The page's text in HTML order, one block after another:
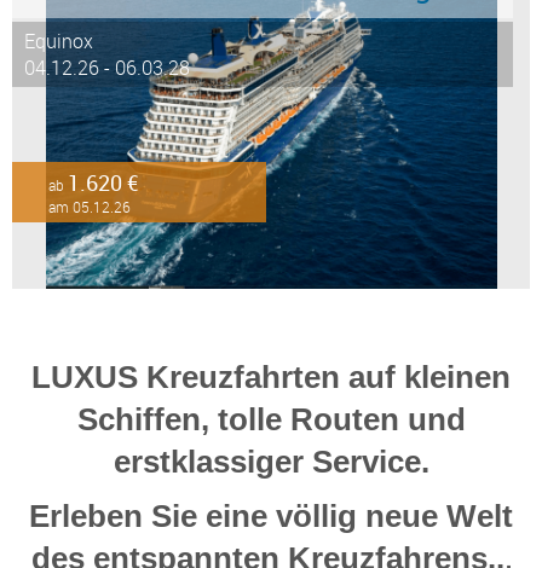
Equinox
04.12.26 - 06.03.28
ab 1.620 €
am 05.12.26
LUXUS Kreuzfahrten auf kleinen
Schiffen, tolle Routen und
erstklassiger Service.
Erleben Sie eine völlig neue Welt
des entspannten Kreuzfahrens...